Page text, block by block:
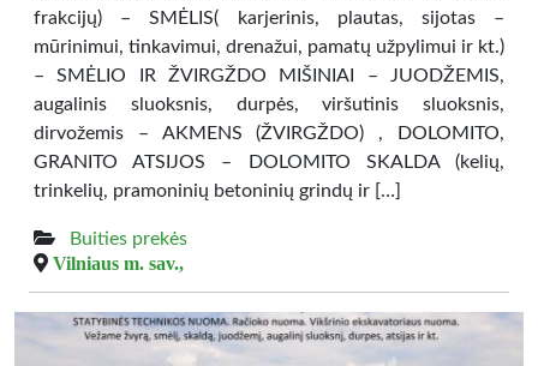
frakcijų) – SMĖLIS( karjerinis, plautas, sijotas –
mūrinimui, tinkavimui, drenažui, pamatų užpylimui ir kt.)
– SMĖLIO IR ŽVIRGŽDO MIŠINIAI – JUODŽEMIS,
augalinis sluoksnis, durpės, viršutinis sluoksnis,
dirvožemis – AKMENS (ŽVIRGŽDO) , DOLOMITO,
GRANITO ATSIJOS – DOLOMITO SKALDA (kelių,
trinkelių, pramoninių betoninių grindų ir […]
Buities prekės
Vilniaus m. sav.,